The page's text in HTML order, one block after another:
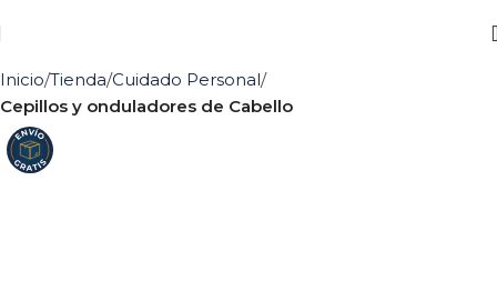
Inicio Tienda Cuidado Personal
Cepillos y onduladores de Cabello